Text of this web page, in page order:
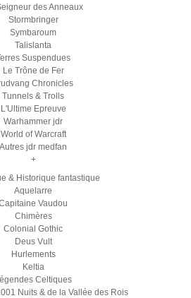
des Anneaux
Stormbringer
Symbaroum
Talislanta
Suspendues
Le Trône de Fer
Chronicles
Tunnels & Trolls
L'Ultime Epreuve
Warhammer jdr
World of Warcraft
Autres jdr medfan
+
& Historique fantastique
Aquelarre
Vaudou
Chimères
Colonial Gothic
Deus Vult
Hurlements
Keltia
Celtiques
Nuits & de la Vallée des Rois